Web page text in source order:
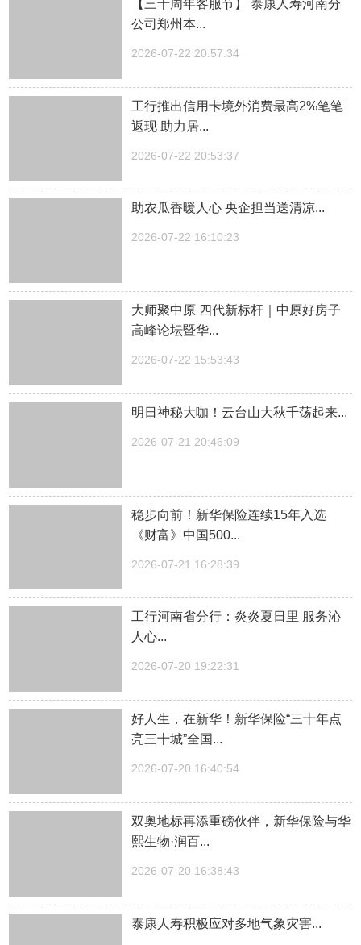
【三十周年客服节】 泰康人寿河南分
公司郑州本...
2026-07-22 20:57:34
工行推出信用卡境外消费最高2%笔笔
返现 助力居...
2026-07-22 20:53:37
助农瓜香暖人心 央企担当送清凉...
2026-07-22 16:10:23
大师聚中原 四代新标杆｜中原好房子
高峰论坛暨华...
2026-07-22 15:53:43
明日神秘大咖！云台山大秋千荡起来...
2026-07-21 20:46:09
稳步向前！新华保险连续15年入选
《财富》中国500...
2026-07-21 16:28:39
工行河南省分行：炎炎夏日里 服务沁
人心...
2026-07-20 19:22:31
好人生，在新华！新华保险“三十年点
亮三十城”全国...
2026-07-20 16:40:54
双奥地标再添重磅伙伴，新华保险与华
熙生物·润百...
2026-07-20 16:38:43
泰康人寿积极应对多地气象灾害...